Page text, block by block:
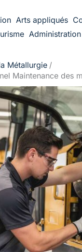
Arts appliqués
Administration
Métallurgie
Maintenance